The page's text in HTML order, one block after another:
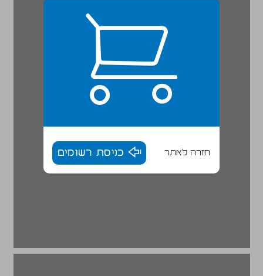
חזרה לאתר כניסת רשומים